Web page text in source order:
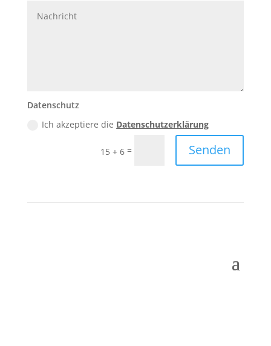
Datenschutz
Ich akzeptiere die Datenschutzerklärung
15 + 6 = Senden